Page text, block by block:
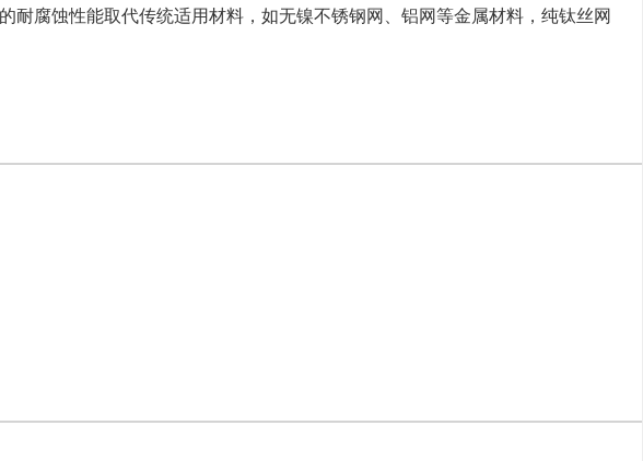
腐蚀性能取代传统适用材料，如无镍不锈钢网、铝网等金属材料，纯钛丝网